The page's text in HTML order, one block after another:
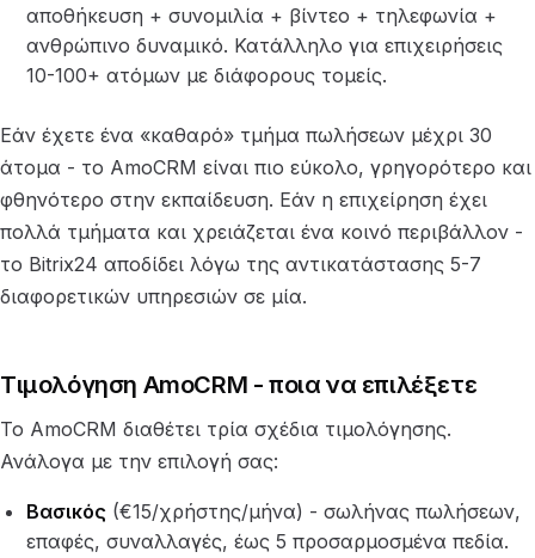
αποθήκευση + συνομιλία + βίντεο + τηλεφωνία +
ανθρώπινο δυναμικό. Κατάλληλο για επιχειρήσεις
10-100+ ατόμων με διάφορους τομείς.
Εάν έχετε ένα «καθαρό» τμήμα πωλήσεων μέχρι 30
άτομα - το AmoCRM είναι πιο εύκολο, γρηγορότερο και
φθηνότερο στην εκπαίδευση. Εάν η επιχείρηση έχει
πολλά τμήματα και χρειάζεται ένα κοινό περιβάλλον -
το Bitrix24 αποδίδει λόγω της αντικατάστασης 5-7
διαφορετικών υπηρεσιών σε μία.
Τιμολόγηση AmoCRM - ποια να επιλέξετε
Το AmoCRM διαθέτει τρία σχέδια τιμολόγησης.
Ανάλογα με την επιλογή σας:
Βασικός (€15/χρήστης/μήνα) - σωλήνας πωλήσεων,
επαφές, συναλλαγές, έως 5 προσαρμοσμένα πεδία.